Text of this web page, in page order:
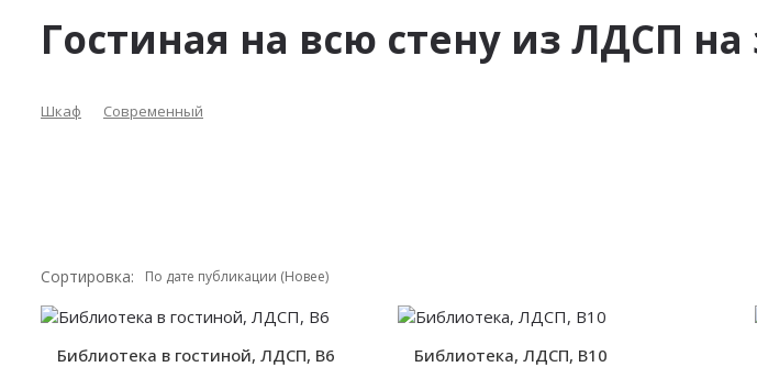
Гостиная на всю стену из ЛДСП на
Шкаф Современный
Сортировка:
Библиотека в гостиной, ЛДСП, B6
Библиотека, ЛДСП, B10